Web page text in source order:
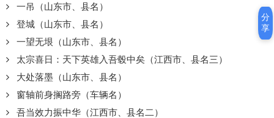
一吊（山东市、县名）
登城（山东市、县名）
一望无垠（山东市、县名）
太宗喜日：天下英雄入吾毂中矣（江西市、县名三）
大处落墨（山东市、县名）
窗轴前身搁路旁（车辆名）
吾当效力振中华（江西市、县名二）
分
享